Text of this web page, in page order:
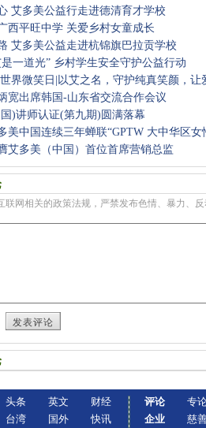
艾多美公益行走进德清育才学校
西平旺中学 关爱乡村女童成长
艾多美公益走进杭锦旗巴拉贡学校
一道光” 乡村学生安全守护公益行动
界微笑日|以艾之名，守护纯真笑颜，让
宽出席韩国-山东省交流合作会议
)讲师认证(第九期)圆满落幕
美中国连续三年蝉联“GPTW 大中华区女
艾多美（中国）首位首席营销总监
联网相关的政策法规，严禁发布色情、暴力、反
发表评论
头条
台湾
英文
国外
财经
快讯
评论
企业
专
慈